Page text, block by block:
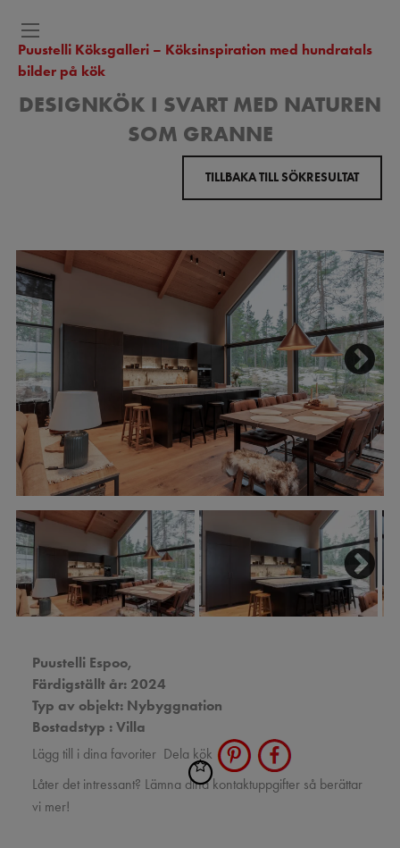
Puustelli Köksgalleri – Köksinspiration med hundratals
bilder på kök
DESIGNKÖK I SVART MED NATUREN
SOM GRANNE
TILLBAKA TILL SÖKRESULTAT
Next
Next
Puustelli Espoo,
Färdigställt år: 2024
Typ av objekt: Nybyggnation
Bostadstyp : Villa
Lägg till i dina favoriter Dela kök
Låter det intressant? Lämna dina kontaktuppgifter så berättar
vi mer!